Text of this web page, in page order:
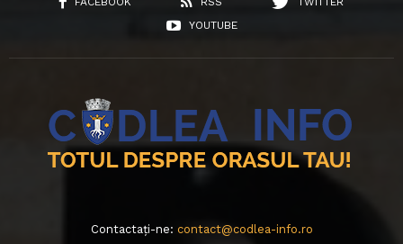
YOUTUBE
Contactați-ne: contact@codlea-info.ro